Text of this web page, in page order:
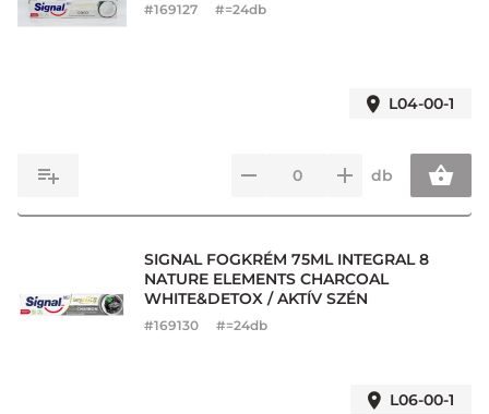
#169127 #=24db
L04-00-1
db
SIGNAL FOGKRÉM 75ML INTEGRAL 8
NATURE ELEMENTS CHARCOAL
WHITE&DETOX / AKTÍV SZÉN
#169130 #=24db
L06-00-1